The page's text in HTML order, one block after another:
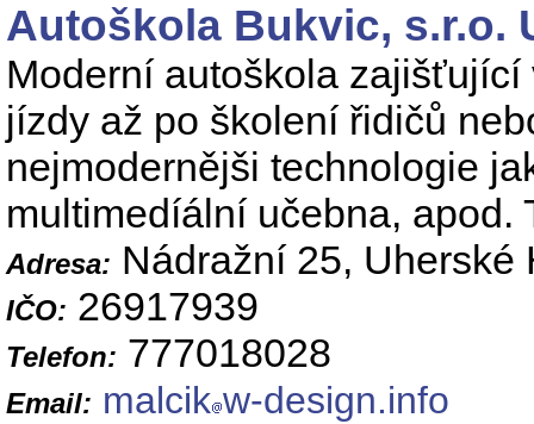
Autoškola Bukvic, s.r.o.
Moderní autoškola
jízdy až po školení řidičů
nejmodernějši technologie
multimedíální učebna, apod.
Adresa: Nádražní 25, Uherské
IČO: 26917939
Telefon: 777018028
Email: malcik w-design.info